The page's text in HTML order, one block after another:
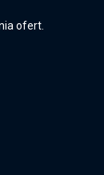
ofert.